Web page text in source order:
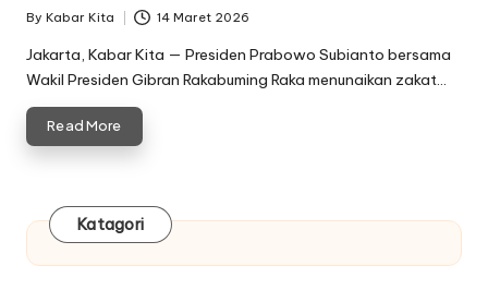
Posted
by
By Kabar Kita 14 Maret 2026
Jakarta, Kabar Kita — Presiden Prabowo Subianto bersama
Wakil Presiden Gibran Rakabuming Raka menunaikan zakat…
Read More
Katagori